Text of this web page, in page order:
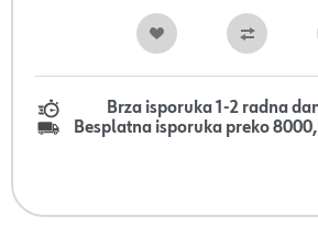
Brza isporuka 1-2 radna
Besplatna isporuka preko